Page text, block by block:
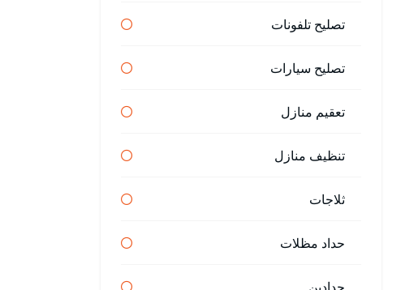
تصليح تلفونات
تصليح سيارات
تعقيم منازل
تنظيف منازل
ثلاجات
حداد مظلات